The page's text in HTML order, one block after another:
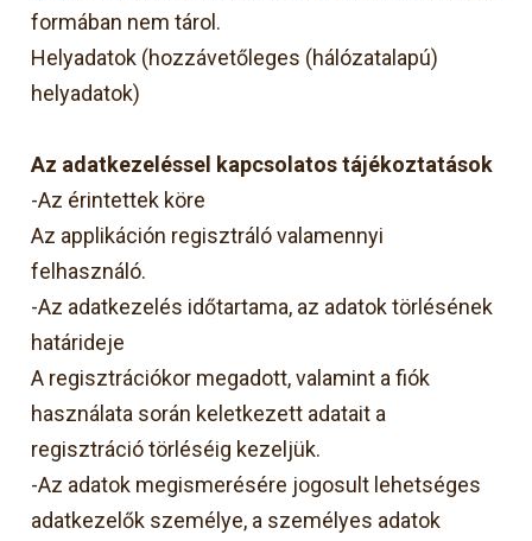
formában nem tárol.
Helyadatok (hozzávetőleges (hálózatalapú)
helyadatok)
Az adatkezeléssel kapcsolatos tájékoztatások
-Az érintettek köre
Az applikáción regisztráló valamennyi
felhasználó.
-Az adatkezelés időtartama, az adatok törlésének
határideje
A regisztrációkor megadott, valamint a fiók
használata során keletkezett adatait a
regisztráció törléséig kezeljük.
-Az adatok megismerésére jogosult lehetséges
adatkezelők személye, a személyes adatok